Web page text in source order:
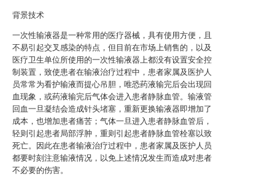
背景技术
一次性输液器是一种常用的医疗器械，具有使用方便，且
不易引起交叉感染的特点，但目前在市场上销售的，以及
医疗卫生单位所使用的一次性输液器上都没有设置安全控
制装置，致使患者在输液治疗过程中，患者家属及医护人
员常常为看护输液而提心吊胆，唯恐药液输完后会出现回
血现象，或药液输完后气体会进入患者静脉血管。输液管
回血一旦凝结会造成针头堵塞，重新更换输液器即增加了
成本，也增加患者痛苦；气体一旦进入患者静脉血管后，
轻则引起患者局部浮肿，重则引起患者静脉血管栓塞以致
死亡。因此在患者输液治疗过程中，患者家属及医护人员
都要时刻注意输液情况，以免上述情况发生而造成对患者
不必要的伤害。